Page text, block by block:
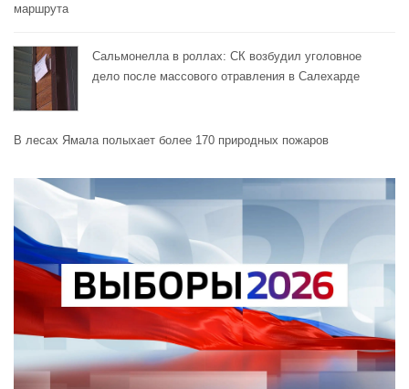
маршрута
Сальмонелла в роллах: СК возбудил уголовное
дело после массового отравления в Салехарде
В лесах Ямала полыхает более 170 природных пожаров